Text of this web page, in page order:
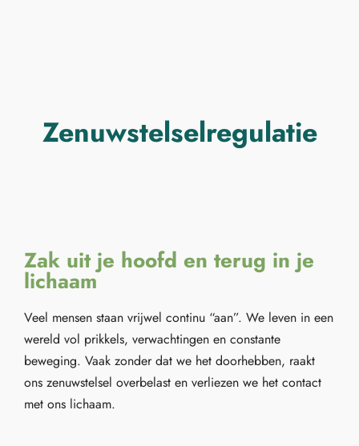
Zenuwstelselregulatie
Zak uit je hoofd en terug in je
lichaam
Veel mensen staan vrijwel continu “aan”. We leven in een
wereld vol prikkels, verwachtingen en constante
beweging. Vaak zonder dat we het doorhebben, raakt
ons zenuwstelsel overbelast en verliezen we het contact
met ons lichaam.